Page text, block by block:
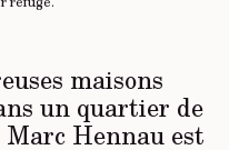
maisons
un quartier de
Hennau est